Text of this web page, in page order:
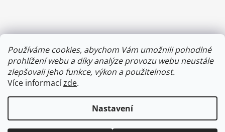
Používáme cookies, abychom Vám umožnili pohodlné
prohlížení webu a díky analýze provozu webu neustále
zlepšovali jeho funkce, výkon a použitelnost.
Více informacízde.
Nastavení
Sledovat na Instagramu
Vytvořil Shoptet